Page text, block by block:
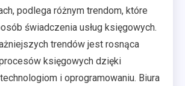
podlega różnym trendom, które
świadczenia usług księgowych.
trendów jest rosnąca
księgowych dzięki
i oprogramowaniu. Biura